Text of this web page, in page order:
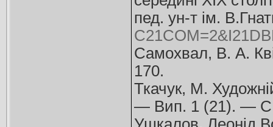
пед. ун-т ім.
Самохвал, В. А.
170.
Ткачук, М.
— Вип. 1 (21). —